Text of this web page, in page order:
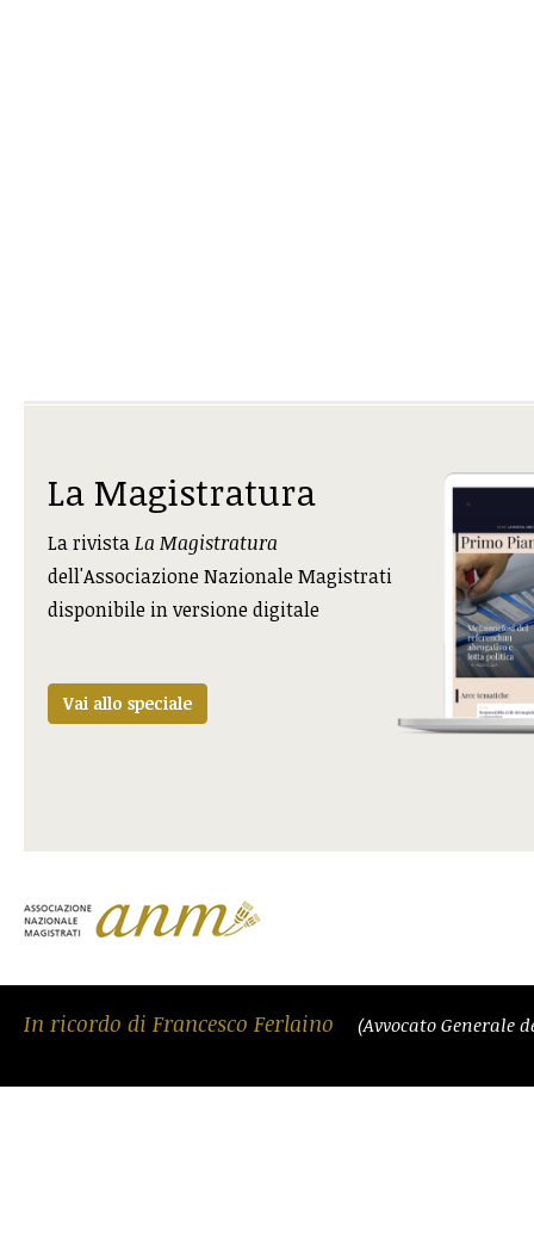
La Magistratura
La rivistaLa Magistratura
dell'Associazione Nazionale Magistrati
disponibile in versione digitale
Vai allo speciale
In ricordo di Francesco Ferlaino (Avvocato Generale